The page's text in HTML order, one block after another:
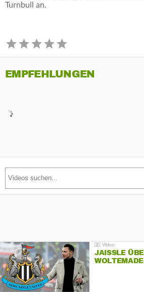
Turnbull an.
EMPFEHLUNGEN
JAISSLE